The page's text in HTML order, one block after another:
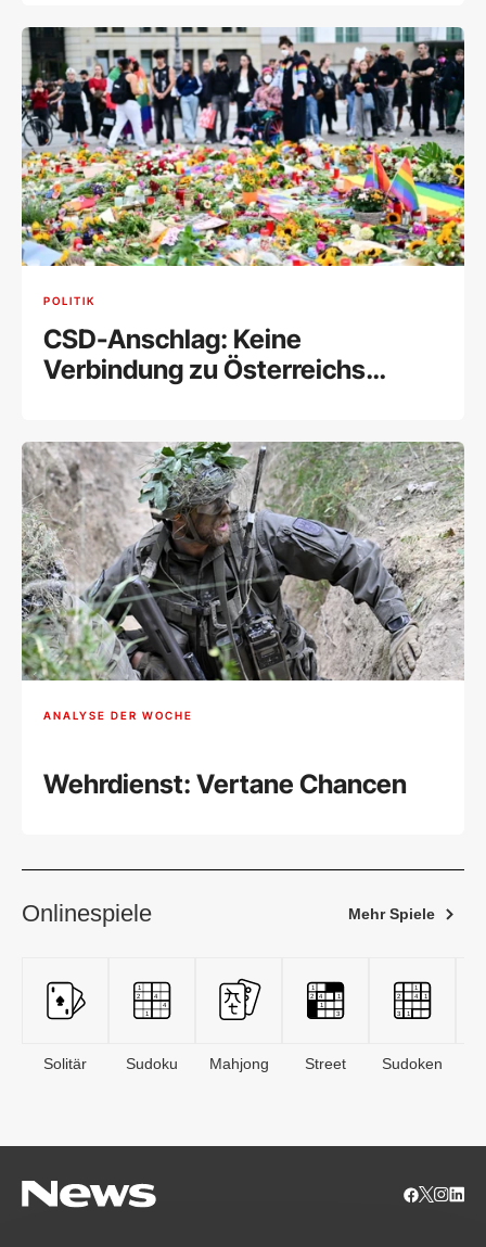
POLITIK
CSD-Anschlag: Keine
Verbindung zu Österreichs
ANALYSE DER WOCHE
Wehrdienst: Vertane Chancen
Onlinespiele Mehr Spiele
Solitär Sudoku Mahjong Street Sudoken